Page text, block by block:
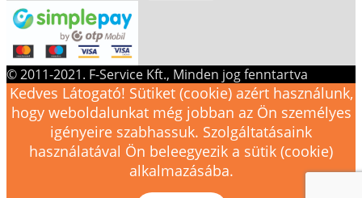
© 2011-2021. F-Service Kft., Minden jog fenntartva
Kedves Látogató! Sütiket (cookie) azért használunk,
hogy weboldalunkat még jobban az Ön személyes
igényeire szabhassuk. Szolgáltatásaink
használatával Ön beleegyezik a sütik (cookie)
alkalmazásába.